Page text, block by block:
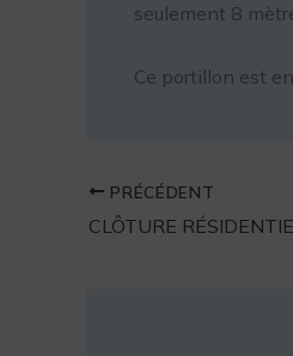
seulement 8
Ce portillon est
PRÉCÉDENT